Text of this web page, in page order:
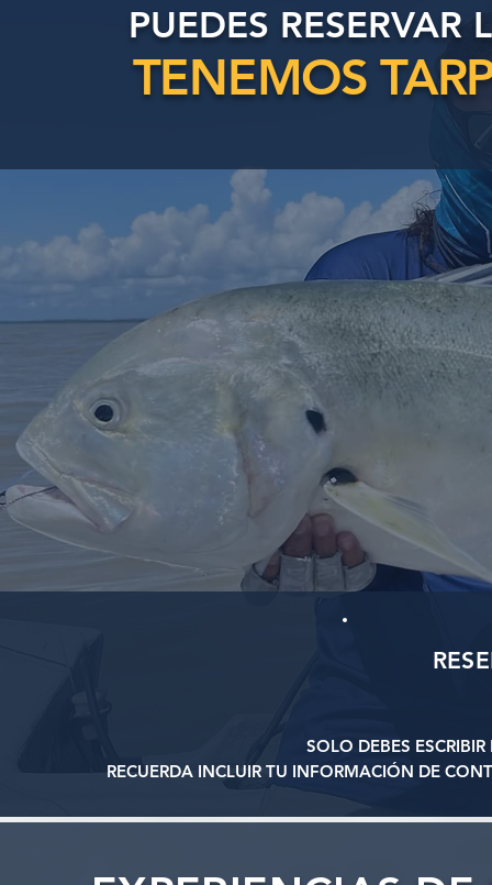
PUEDES
TENEMOS
SOLO DEBES
RECUERDA INCLUIR TU INFORMACIÓN DE